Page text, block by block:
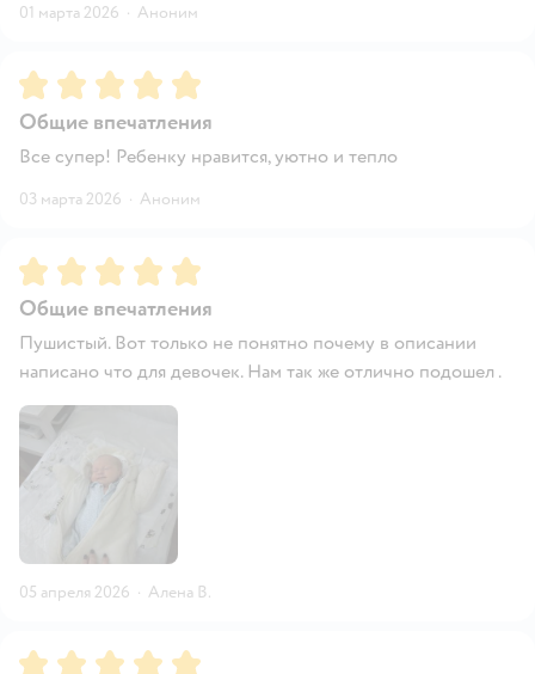
01 марта 2026 · Аноним
Рейтинг:5
Общие впечатления
Все супер! Ребенку нравится, уютно и тепло
03 марта 2026 · Аноним
Рейтинг:5
Общие впечатления
Пушистый. Вот только не понятно почему в описании
написано что для девочек. Нам так же отлично подошел .
05 апреля 2026 · Алена В.
Рейтинг:5